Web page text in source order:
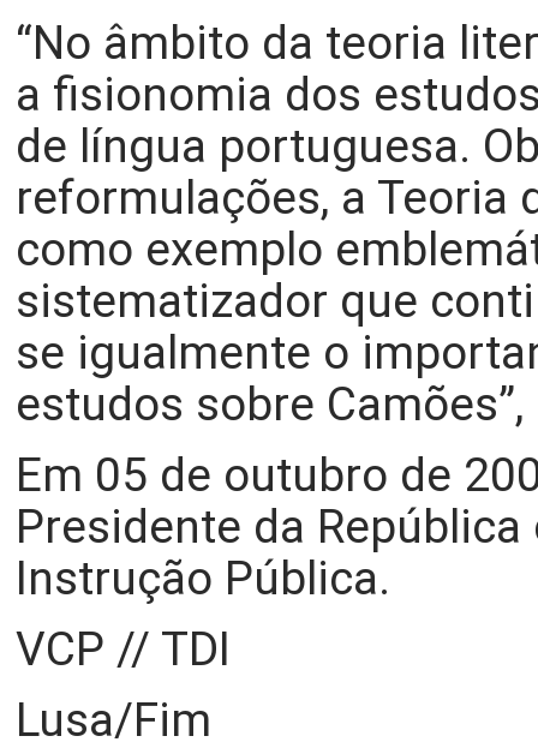
“No âmbito da teoria
a fisionomia dos
de língua portuguesa.
reformulações, a Teoria
como exemplo
sistematizador que
se igualmente o
estudos sobre
Em 05 de outubro de
Presidente da
Instrução Pública.
VCP // TDI
Lusa/Fim